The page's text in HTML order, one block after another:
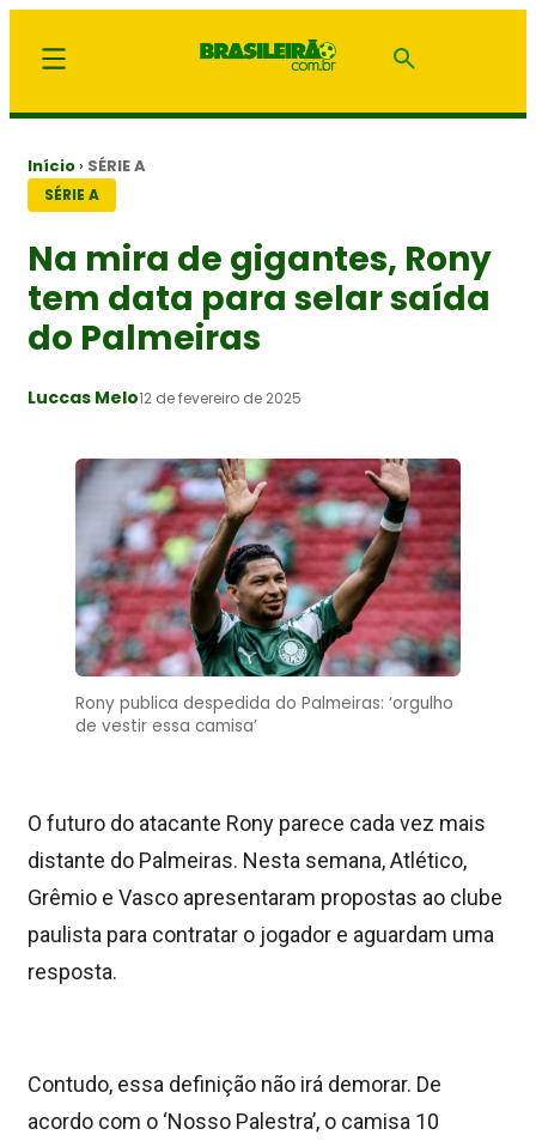
Início › SÉRIE A
SÉRIE A
Na mira de gigantes, Rony
tem data para selar saída
do Palmeiras
Luccas Melo12 de fevereiro de 2025
Rony publica despedida do Palmeiras: ‘orgulho
de vestir essa camisa’
O futuro do atacante Rony parece cada vez mais
distante do Palmeiras. Nesta semana, Atlético,
Grêmio e Vasco apresentaram propostas ao clube
paulista para contratar o jogador e aguardam uma
resposta.
Contudo, essa definição não irá demorar. De
acordo com o ‘Nosso Palestra’, o camisa 10